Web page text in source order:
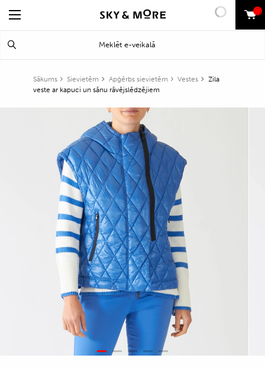
0
Sākums Sievietēm Apģērbs sievietēm Vestes
Zila
veste ar kapuci un sānu rāvējslēdzējiem